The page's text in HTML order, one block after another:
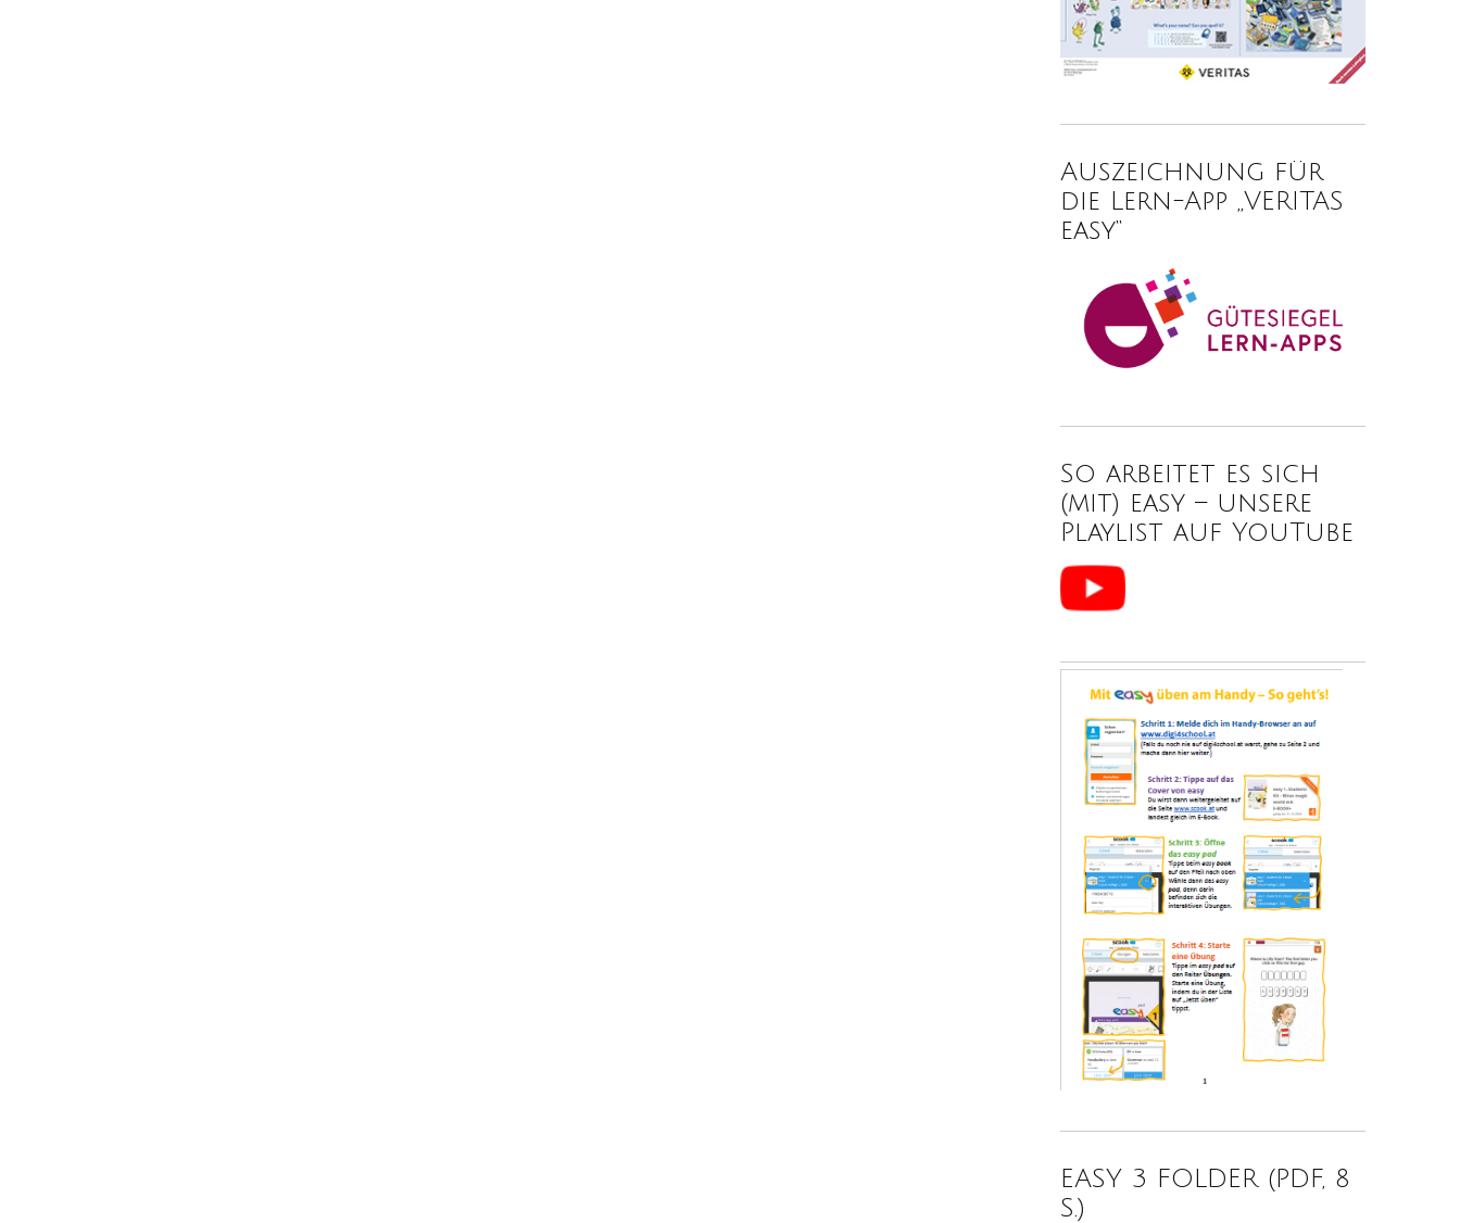
Auszeichnung für
die Lern-App „VERITAS
easy“
So arbeitet es sich
(mit) easy – unsere
Playlist auf YouTube
EASY 3 FOLDER (PDF, 8
S.)